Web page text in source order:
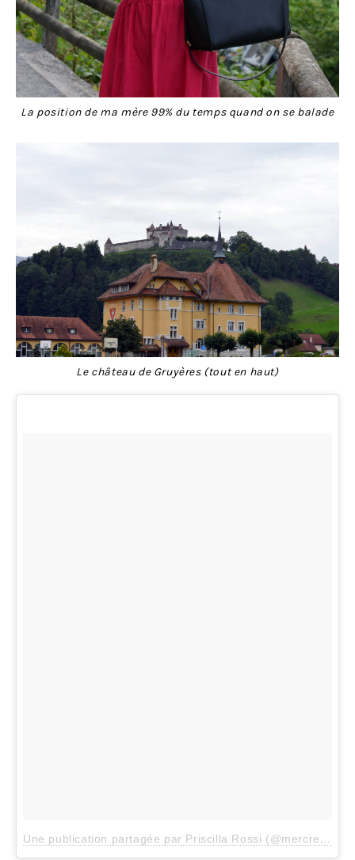
La position de ma mère 99% du temps quand on se balade
Le château de Gruyères (tout en haut)
Une publication partagée par Priscilla Rossi (@mercredieblog)